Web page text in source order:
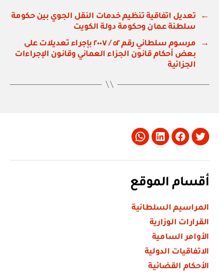
←
تعديل اتفاقية تنظيم خدمات النقل الجوي بين حكومة
سلطنة عمان وحكومة دولة الكويت
→
مرسوم سلطاني رقم ٥٢ / ٢٠٠٧ بإجراء تعديلات على
بعض أحكام قانون الجزاء العماني وقانون الإجراءات
الجزائية
Twitter
Facebook
LinkedIn
Whatsapp
أقسام الموقع
المراسيم السلطانية
القرارات الوزارية
الأوامر السامية
الاتفاقيات الدولية
الأحكام القضائية